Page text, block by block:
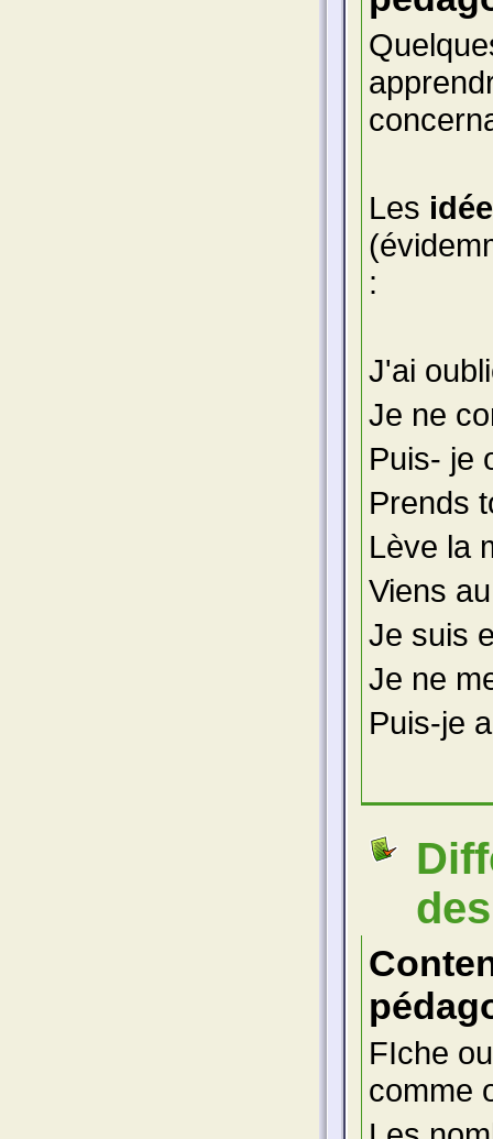
Les
:
J'ai
Je ne
Puis- je
Prends
Lève la
Viens
Je suis
Je ne
Puis-je
FIche
comme